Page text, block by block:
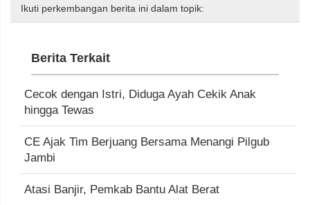
Ikuti perkembangan berita ini dalam topik:
Berita Terkait
Cecok dengan Istri, Diduga Ayah Cekik Anak
hingga Tewas
CE Ajak Tim Berjuang Bersama Menangi Pilgub
Jambi
Atasi Banjir, Pemkab Bantu Alat Berat